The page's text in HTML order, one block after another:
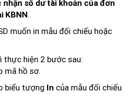
nhận số dư tài khoản của đơn
KBNN.
muốn in mẫu đối chiếu hoặc
thực hiện 2 bước sau:
mã hồ sơ.
biểu tượng In của mẫu đối chiếu